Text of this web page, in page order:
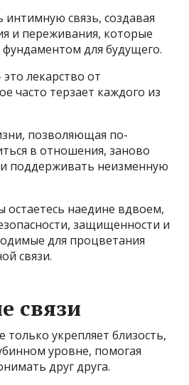
интимную связь, создавая
и переживания, которые
фундаментом для будущего.
лекарство от
часто терзает каждого из
позволяющая по-
в отношения, заново
поддерживать неизменную
наедине вдвоем,
защищенности и
для процветания
связи.
связи
только укрепляет близость,
уровне, помогая
друг друга.